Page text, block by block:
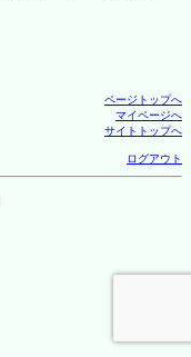
ページトップへ
マイページへ
サイトトップへ
ログアウト